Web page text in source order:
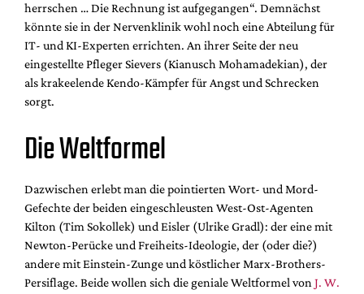
herrschen … Die Rechnung ist aufgegangen“. Demnächst
könnte sie in der Nervenklinik wohl noch eine Abteilung für
IT- und KI-Experten errichten. An ihrer Seite der neu
eingestellte Pfleger Sievers (Kianusch Mohamadekian), der
als krakeelende Kendo-Kämpfer für Angst und Schrecken
sorgt.
Die Weltformel
Dazwischen erlebt man die pointierten Wort- und Mord-
Gefechte der beiden eingeschleusten West-Ost-Agenten
Kilton (Tim Sokollek) und Eisler (Ulrike Gradl): der eine mit
Newton-Perücke und Freiheits-Ideologie, der (oder die?)
andere mit Einstein-Zunge und köstlicher Marx-Brothers-
Persiflage. Beide wollen sich die geniale Weltformel vonJ. W.